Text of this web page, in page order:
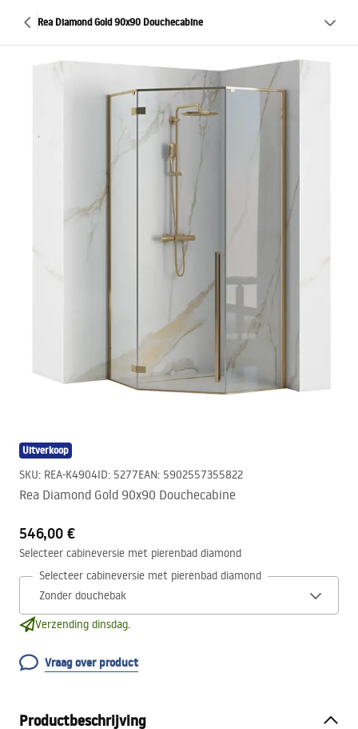
Rea Diamond Gold 90x90 Douchecabine
Uitverkoop
SKU: REA-K4904ID: 5277EAN: 5902557355822
Rea Diamond Gold 90x90 Douchecabine
546,00 €
Selecteer cabineversie met pierenbad diamond
Selecteer cabineversie met pierenbad diamond
Verzending dinsdag.
Vraag over product
Productbeschrijving